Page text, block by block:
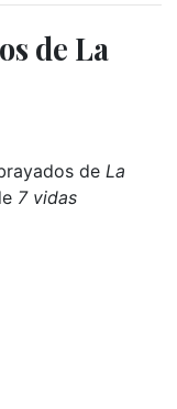
de La
de La
7 vidas